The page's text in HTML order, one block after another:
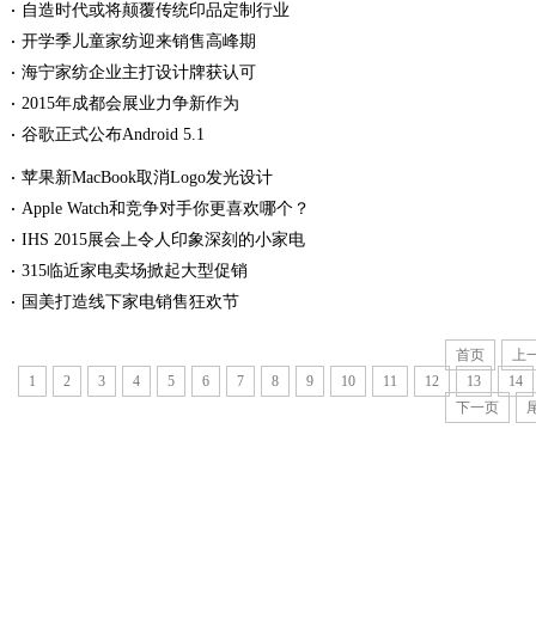
自造时代或将颠覆传统印品定制行业
开学季儿童家纺迎来销售高峰期
海宁家纺企业主打设计牌获认可
2015年成都会展业力争新作为
谷歌正式公布Android 5.1
苹果新MacBook取消Logo发光设计
Apple Watch和竞争对手你更喜欢哪个？
IHS 2015展会上令人印象深刻的小家电
315临近家电卖场掀起大型促销
国美打造线下家电销售狂欢节
首页
上
1
2 3 4 5 6 7 8 9 10 11 12 13
14
下一页